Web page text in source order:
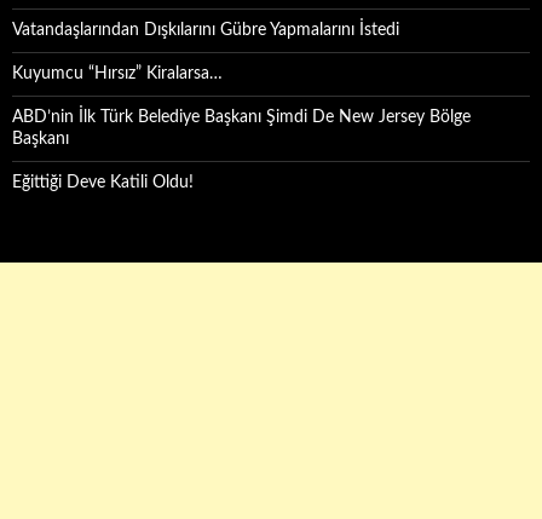
Vatandaşlarından Dışkılarını Gübre Yapmalarını İstedi
Kuyumcu “Hırsız” Kiralarsa…
ABD’nin İlk Türk Belediye Başkanı Şimdi De New Jersey Bölge
Başkanı
Eğittiği Deve Katili Oldu!